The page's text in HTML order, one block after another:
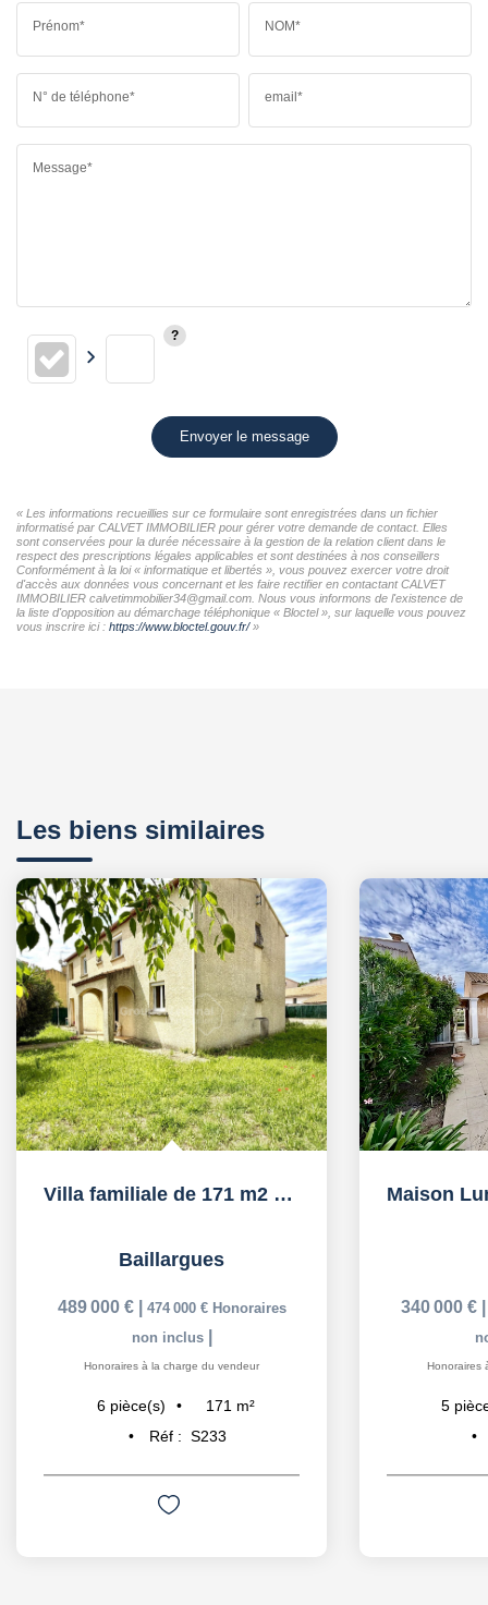
Prénom* NOM*
N° de téléphone* email*
Message*
Envoyer le message
« Les informations recueillies sur ce formulaire sont enregistrées dans un fichier
informatisé par CALVET IMMOBILIER pour gérer votre demande de contact. Elles
sont conservées pour la durée nécessaire à la gestion de la relation client dans le
respect des prescriptions légales applicables et sont destinées à nos conseillers
Conformément à la loi « informatique et libertés », vous pouvez exercer votre droit
d'accès aux données vous concernant et les faire rectifier en contactant CALVET
IMMOBILIER calvetimmobilier34@gmail.com. Nous vous informons de l'existence de
la liste d'opposition au démarchage téléphonique « Bloctel », sur laquelle vous pouvez
vous inscrire ici : https://www.bloctel.gouv.fr/»
Les biens similaires
Villa familiale de 171 m2 à Baillargues
Baillargues
489 000 € 474 000 € Honoraires
non inclus
Honoraires à la charge du vendeur
6 pièce(s) 171 m²
Réf : S233
340 000 €
Honoraires
5